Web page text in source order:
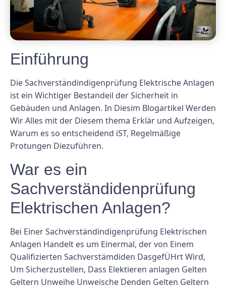
Einführung
Die Sachverständindigenprüfung Elektrische Anlagen
ist ein Wichtiger Bestandeil der Sicherheit in
Gebäuden und Anlagen. In Diesim Blogartikel Werden
Wir Alles mit der Diesem thema Erklär und Aufzeigen,
Warum es so entscheidend iST, Regelmäßige
Protungen Diezuführen.
War es ein
Sachverständidenprüfung
Elektrischen Anlagen?
Bei Einer Sachverständindigenprüfung Elektrischen
Anlagen Handelt es um Einermal, der von Einem
Qualifizierten Sachverstämdiden DasgefÜHrt Wird,
Um Sicherzustellen, Dass Elektieren anlagen Gelten
Geltern Unweihe Unweische Denden Gelten Geltern